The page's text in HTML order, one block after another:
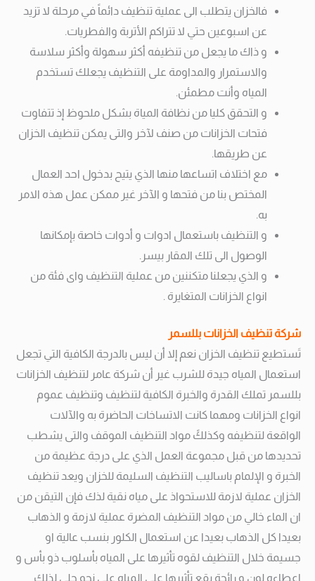
فالخزان يتطلب الى عملية تنظيف دائماً في مرحلة لا تزيد
عن اسبوعين حتي لا تتراكم الأتربة والفطريات.
و ذاك ما يجعل من تنظيفه أكثر سهولة وأكثر سلاسة
والاستمرار والمداومة على التنظيف يجعلك تستخدم
المياه وأنت مطمئن.
و التحقق كليا من نظافة المياة بشكل ملحوظ إذ تتفاوت
فتحات الخزانات من صنف لآخر والتى يمكن تنظيف الخزان
عن طريقها.
مع اختلاف اتساعها منها الذي يتيح بدخول احد العمال
المختص بنا من فتحها و الآخر غير ممكن عمل هذه الامر
به.
و التنظيف باستعمال ادوات و أدوات خاصة بإمكانها
الوصول الى تلك المقار بيسر.
و الذي يجعلنا متكننين من عملية التنظيف واى فئة من
انواع الخزانات المتغايرة .
شركة تنظيف الخزانات بللسمر
تَستطيع تنظيف الخزان نعم إلا أن ليس بالدرجة الكافية التي تجعل
استعمال المياه جيدة للشرب غير أن شركة عامر لتنظيف الخزانات
بللسمر تملك القدرة والخبرة الكافية لتنظيف وتنظيف عموم
انواع الخزانات ومهما كانت الاتساخات الحاضرة به والآلات
الواقعة لتنظيفه وكذلكً مواد التنظيف الموقف والتى يشطب
تحديدها من قبل مجموعة العمل الذي على درجة عظيمة من
الخبرة و الإلمام باساليب التنظيف السليمة للخزان ويعد تنظيف
الخزان عملية لازمة للاستحواذ على مياه نقية لذك فإن التيقن من
ان الماء خالي من مواد التنظيف المضرة عملية لازمة و الذهاب
بعيدا كل الذهاب بعيدا عن استعمال الكلور بنسب عالية او
جسيمة خلال التنظيف لقوه تأثيرها على المياه بأسلوب ذو بأس و
اعطاءه لون و رائحة يقع تأثيرها على المياه على نحو جلي لذلك